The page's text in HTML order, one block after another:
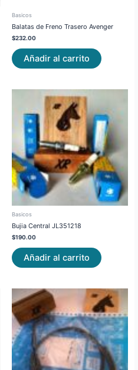
Basicos
Balatas de Freno Trasero Avenger
$232.00
Añadir al carrito
Basicos
Bujia Central JL351218
$190.00
Añadir al carrito